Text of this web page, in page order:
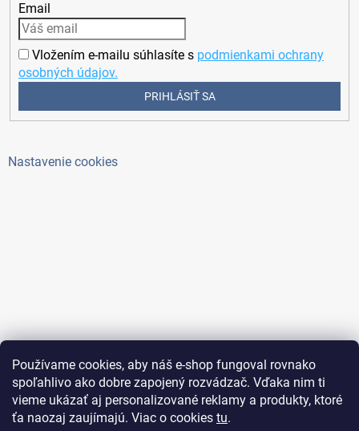
Používame cookies, aby náš e-shop fungoval rovnako
spoľahlivo ako dobre zapojený rozvádzač. Vďaka nim ti
vieme ukázať aj personalizované reklamy a produkty, ktoré
ťa naozaj zaujímajú. Viac o cookies tu.
Email
Vložením e-mailu súhlasíte s podmienkami ochrany
osobných údajov.
PRIHLÁSIŤ SA
Nastavenie cookies